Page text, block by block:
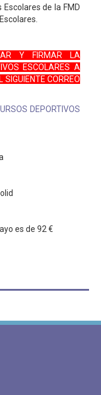
Escolares de la FMD
Y FIRMAR LA
ESCOLARES A
CORREO
DEPORTIVOS
es de 92 €